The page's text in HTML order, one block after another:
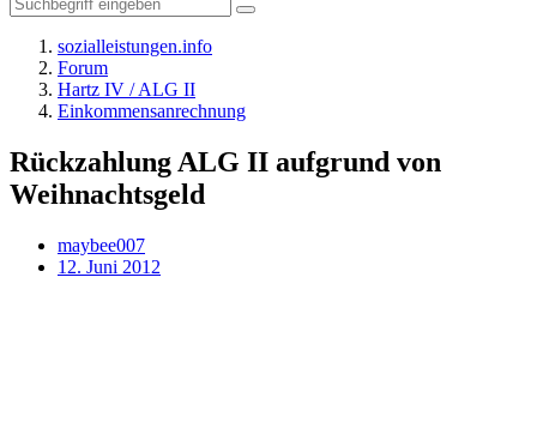
sozialleistungen.info
Forum
Hartz IV / ALG II
Einkommensanrechnung
Rückzahlung ALG II aufgrund von
Weihnachtsgeld
maybee007
12. Juni 2012